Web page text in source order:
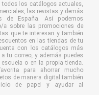
todos los catálogos actuales,
las revistas y demás
de España. Así podemos
a sobre las promociones de
que te interesan y también
en las tiendas de tu
con los catálogos más
tu correo, y además puedes
o en la propia tienda.
para ahorrar mucho
de manera digital también
de papel y ayudar al